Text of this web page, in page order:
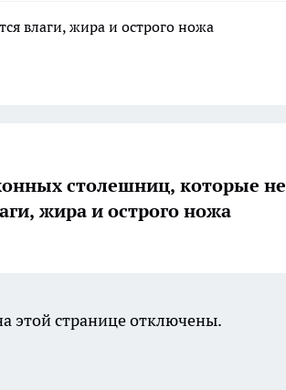
влаги, жира и острого ножа
столешниц, которые не
жира и острого ножа
этой странице отключены.